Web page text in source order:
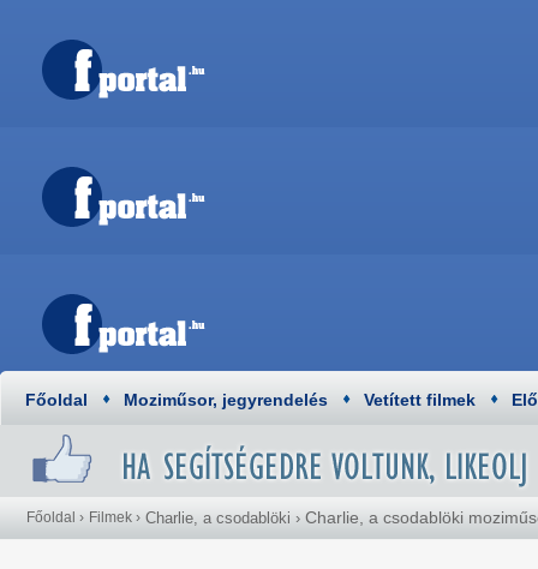
Főoldal Moziműsor, jegyrendelés Vetített filmek
Főoldal › Filmek › Charlie, a csodablöki › Charlie, a csodablöki